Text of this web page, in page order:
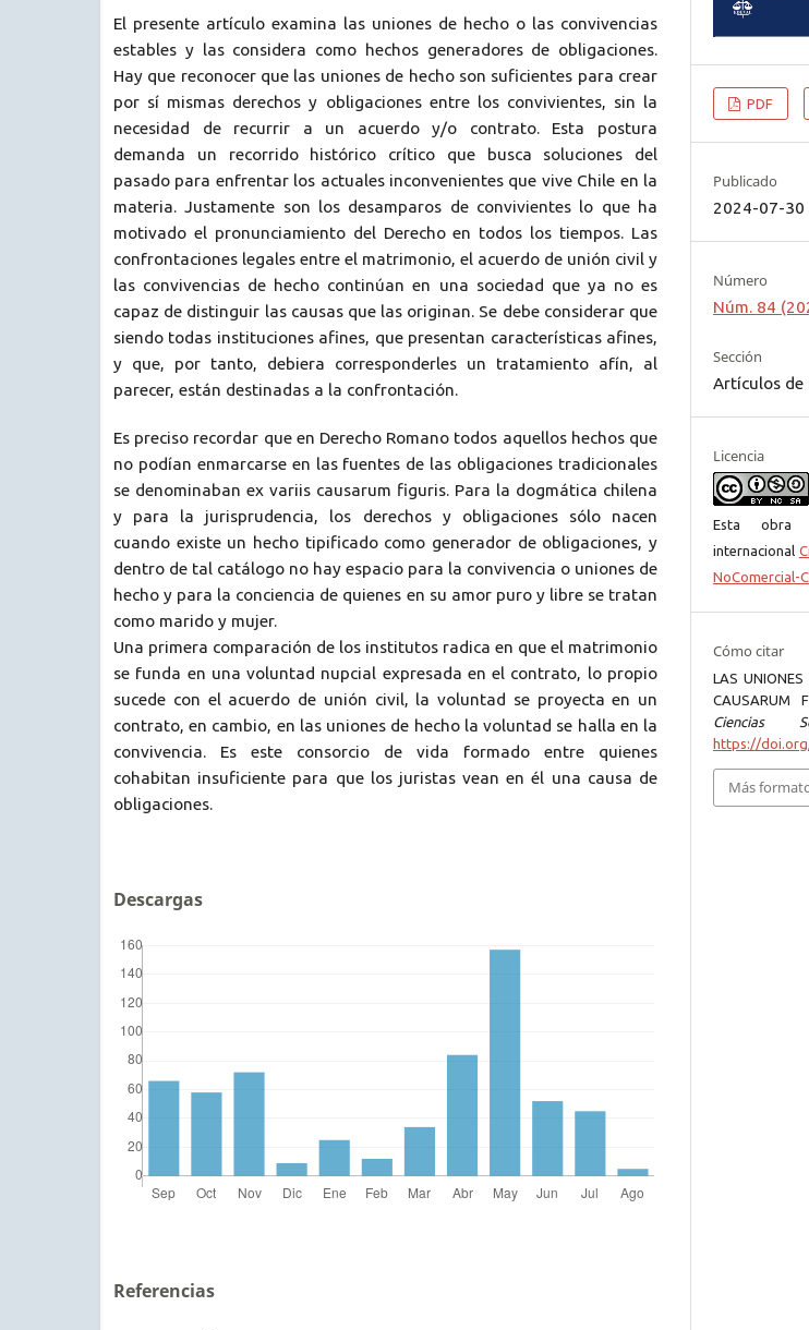
El presente artículo examina las uniones de hecho o las convivencias
estables y las considera como hechos generadores de obligaciones.
Hay que reconocer que las uniones de hecho son suficientes para crear
por sí mismas derechos y obligaciones entre los convivientes, sin la
necesidad de recurrir a un acuerdo y/o contrato. Esta postura
demanda un recorrido histórico crítico que busca soluciones del
pasado para enfrentar los actuales inconvenientes que vive Chile en la
materia. Justamente son los desamparos de convivientes lo que ha
motivado el pronunciamiento del Derecho en todos los tiempos. Las
confrontaciones legales entre el matrimonio, el acuerdo de unión civil y
las convivencias de hecho continúan en una sociedad que ya no es
capaz de distinguir las causas que las originan. Se debe considerar que
siendo todas instituciones afines, que presentan características afines,
y que, por tanto, debiera corresponderles un tratamiento afín, al
parecer, están destinadas a la confrontación.
Es preciso recordar que en Derecho Romano todos aquellos hechos que
no podían enmarcarse en las fuentes de las obligaciones tradicionales
se denominaban ex variis causarum figuris. Para la dogmática chilena
y para la jurisprudencia, los derechos y obligaciones sólo nacen
cuando existe un hecho tipificado como generador de obligaciones, y
dentro de tal catálogo no hay espacio para la convivencia o uniones de
hecho y para la conciencia de quienes en su amor puro y libre se tratan
como marido y mujer.
Una primera comparación de los institutos radica en que el matrimonio
se funda en una voluntad nupcial expresada en el contrato, lo propio
sucede con el acuerdo de unión civil, la voluntad se proyecta en un
contrato, en cambio, en las uniones de hecho la voluntad se halla en la
convivencia. Es este consorcio de vida formado entre quienes
cohabitan insuficiente para que los juristas vean en él una causa de
obligaciones.
Descargas
Referencias
PDF
Publicado
2024-07-30
Número
Núm. 84
Sección
Artículos de
Licencia
Esta obra
internacional
NoComercial-
Cómo citar
LAS UNIONES
CAUSARUM
Ciencias
https://
Más